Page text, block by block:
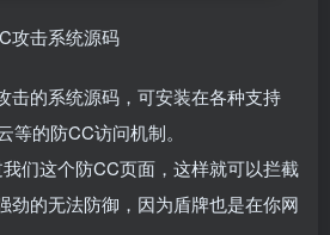
攻击系统源码
击的系统源码，可安装在各种支持
等的防CC访问机制。
们这个防CC页面，这样就可以拦截
劲的无法防御，因为盾牌也是在你网